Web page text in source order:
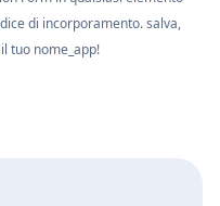
di incorporamento. salva,
tuo nome_app!